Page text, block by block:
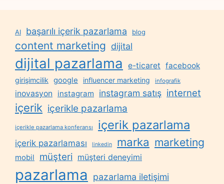
AI başarılı içerik pazarlama blog
content marketing dijital
dijital pazarlama e-ticaret facebook
girişimcilik google influencer marketing infografik
inovasyon instagram instagram satış internet
içerik içerikle pazarlama
içerikle pazarlama konferansı içerik pazarlama
içerik pazarlaması linkedin marka marketing
mobil müşteri müşteri deneyimi
pazarlama
pazarlama iletişimi